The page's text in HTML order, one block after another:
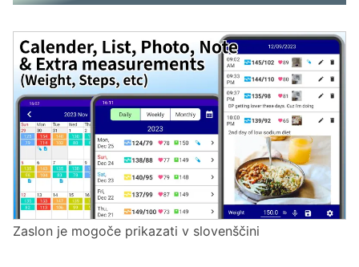
merilnika krvnega tlaka kot del vašega
zapisa
Priložite fotografije k preteklim zapisom
krvnega tlaka
Vprašanja in odgovori o aplikacijah za
beleženje krvnega tlaka s fotografijami
V. Ali lahko funkcijo prilaganja fotografij
uporabljam brezplačno?
V. Koliko fotografij lahko posnamem?
Zaslon je mogoče prikazati v slovenščini